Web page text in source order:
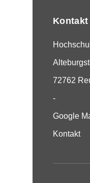
Kontakt
72762
-
Google
Kontakt